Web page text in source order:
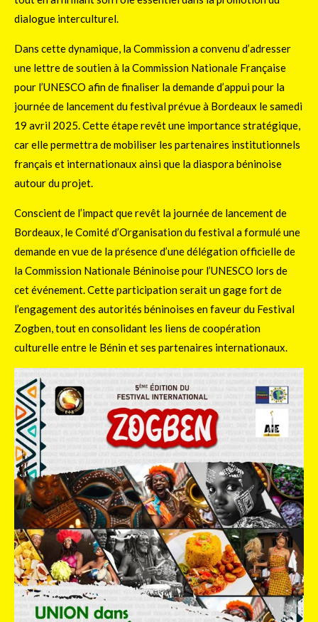
dialogue interculturel.
Dans cette dynamique, la Commission a convenu d’adresser
une lettre de soutien à la Commission Nationale Française
pour l’UNESCO afin de finaliser la demande d’appui pour la
journée de lancement du festival prévue à Bordeaux le samedi
19 avril 2025. Cette étape revêt une importance stratégique,
car elle permettra de mobiliser les partenaires institutionnels
français et internationaux ainsi que la diaspora béninoise
autour du projet.
Conscient de l’impact que revêt la journée de lancement de
Bordeaux, le Comité d’Organisation du festival a formulé une
demande en vue de la présence d’une délégation officielle de
la Commission Nationale Béninoise pour l’UNESCO lors de
cet événement. Cette participation serait un gage fort de
l’engagement des autorités béninoises en faveur du Festival
Zogben, tout en consolidant les liens de coopération
culturelle entre le Bénin et ses partenaires internationaux.